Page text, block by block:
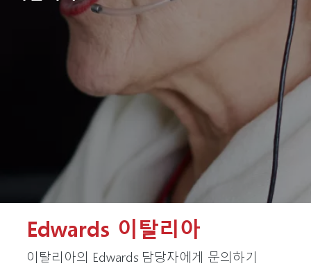
Edwards 이탈리아
이탈리아의 Edwards 담당자에게 문의하기